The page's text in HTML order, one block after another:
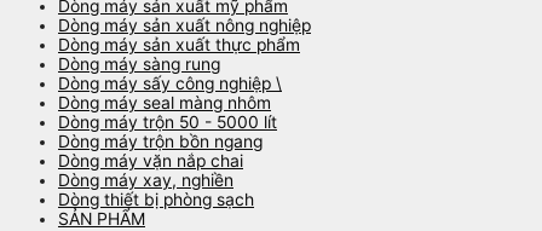
Dòng máy sản xuất mỹ phẩm
Dòng máy sản xuất nông nghiệp
Dòng máy sản xuất thực phẩm
Dòng máy sàng rung
Dòng máy sấy công nghiệp \
Dòng máy seal màng nhôm
Dòng máy trộn 50 - 5000 lít
Dòng máy trộn bồn ngang
Dòng máy vặn nắp chai
Dòng máy xay, nghiền
Dòng thiết bị phòng sạch
SẢN PHẨM